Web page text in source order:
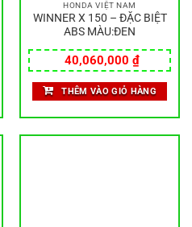
HONDA VIỆT NAM
WINNER X 150 – ĐẶC BIỆT
ABS MÀU:ĐEN
40,060,000 ₫
THÊM VÀO GIỎ HÀNG